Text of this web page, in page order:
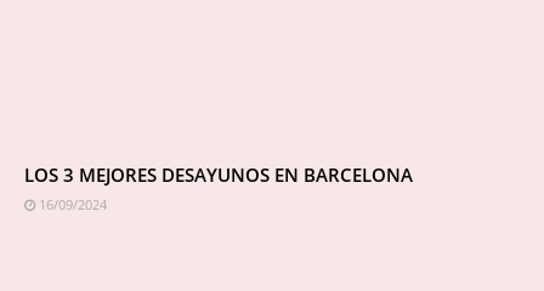
LOS 3 MEJORES DESAYUNOS EN BARCELONA
16/09/2024